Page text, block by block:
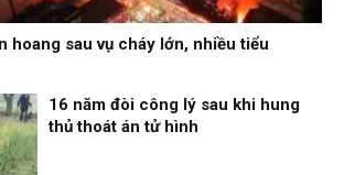
hoang sau vụ cháy lớn, nhiều tiểu
16 năm đòi công lý sau khi hung
thủ thoát án tử hình